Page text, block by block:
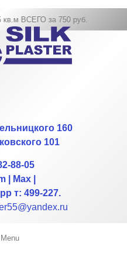
ВСЕГО за 750 руб.
160
101
88-05
| Max |
т: 499-227.
Menu